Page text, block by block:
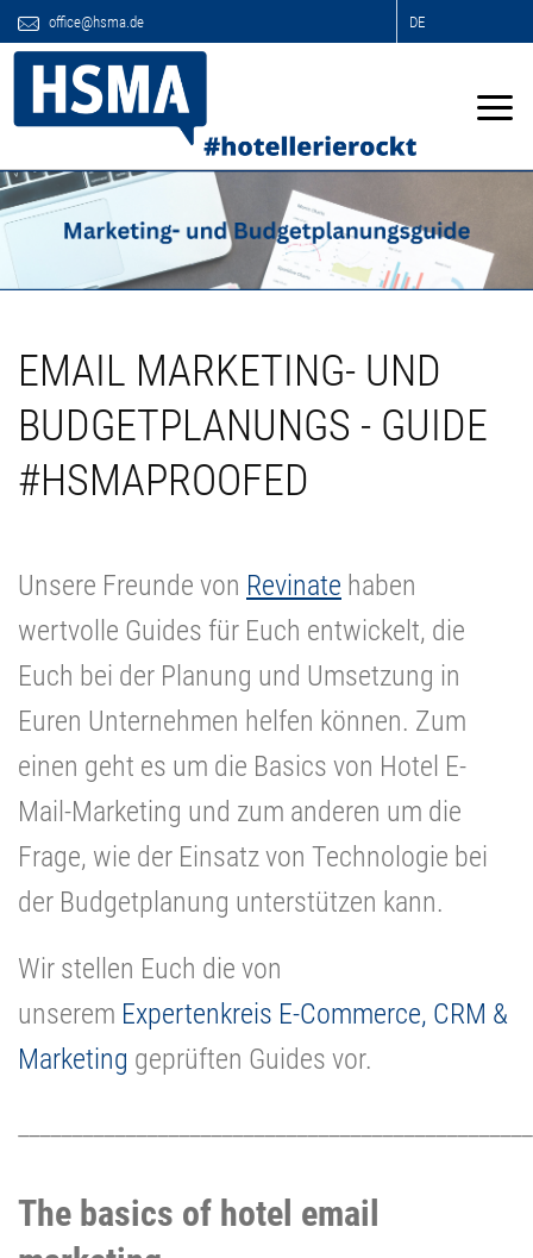
office@hsma.de DE
EMAIL MARKETING- UND
BUDGETPLANUNGS - GUIDE
#HSMAPROOFED
Unsere Freunde von Revinate haben
wertvolle Guides für Euch entwickelt, die
Euch bei der Planung und Umsetzung in
Euren Unternehmen helfen können. Zum
einen geht es um die Basics von Hotel E-
Mail-Marketing und zum anderen um die
Frage, wie der Einsatz von Technologie bei
der Budgetplanung unterstützen kann.
Wir stellen Euch die von
unserem Expertenkreis E-Commerce, CRM &
Marketing geprüften Guides vor.
The basics of hotel email